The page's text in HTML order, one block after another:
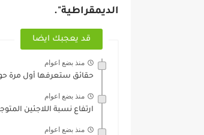
الديمقراطية".
قد يعجبك ايضا
منذ بضع اعوام
حقائق ستعرفها أول مرة
منذ بضع اعوام
ارتفاع نسبة اللاجئين
منذ بضع اعوام